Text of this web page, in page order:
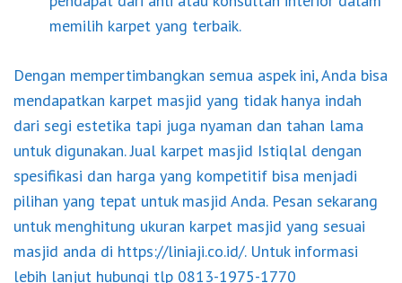
memilih karpet yang terbaik.
Dengan mempertimbangkan semua aspek ini, Anda bisa
mendapatkan karpet masjid yang tidak hanya indah
dari segi estetika tapi juga nyaman dan tahan lama
untuk digunakan.Jual karpet masjid Istiqlal dengan
spesifikasi dan harga yang kompetitif bisa menjadi
pilihan yang tepat untuk masjid Anda. Pesan sekarang
untuk menghitung ukuran karpet masjid yang sesuai
masjid anda di https://liniaji.co.id/. Untuk informasi
lebih lanjut hubungi tlp 0813-1975-1770